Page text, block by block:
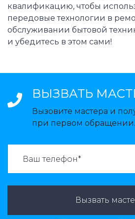
квалификацию, чтобы
передовые технологии в
обслуживании бытовой
и убедитесь в этом сами!
ВЫЗВАТЬ
Вызовите мастера и
при первом обращении.
Вызвать